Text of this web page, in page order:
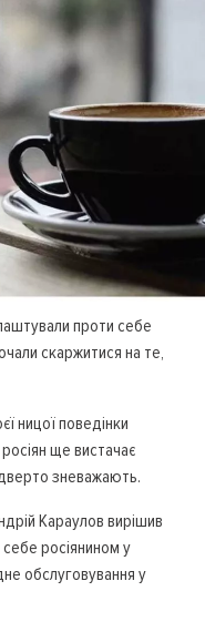
проти себе
скаржитися на те,
ницої поведінки
ще вистачає
зневажають.
Караулов вирішив
росіянином у
обслуговування у